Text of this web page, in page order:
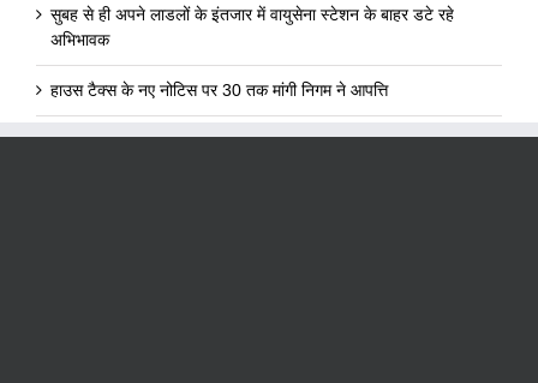
सुबह से ही अपने लाडलों के इंतजार में वायुसेना स्टेशन के बाहर डटे रहे
अभिभावक
हाउस टैक्स के नए नोटिस पर 30 तक मांगी निगम ने आपत्ति